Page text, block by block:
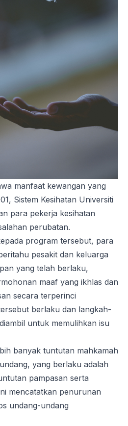
manfaat kewangan yang
Sistem Kesihatan Universiti
para pekerja kesihatan
perubatan.
program tersebut, para
pesakit dan keluarga
yang telah berlaku,
maaf yang ikhlas dan
secara terperinci
berlaku dan langkah-
untuk memulihkan isu
banyak tuntutan mahkamah
yang berlaku adalah
pampasan serta
mencatatkan penurunan
undang-undang